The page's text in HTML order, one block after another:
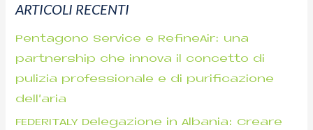
a
p
ARTICOLI RECENTI
Pentagono Service e RefineAir: una
partnership che innova il concetto di
pulizia professionale e di purificazione
dell’aria
FEDERITALY Delegazione in Albania: Creare